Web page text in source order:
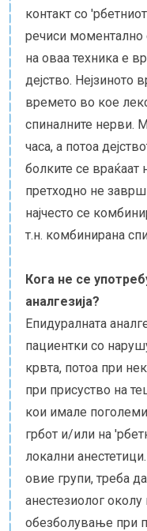
контакт со
речиси моментално
на оваа техника е
дејство. Нејзиното
времето во кое
спиналните нерви.
часа, а потоа
болките се
претходно не
најчесто се
т.н. комбинирана
Кога не се
аналгезија?
Епидуралната
пациентки со
крвта, потоа при
при присуство на
кои имале
грбот и/или на
локални
овие групи, треба
анестезиолог
обезболување при